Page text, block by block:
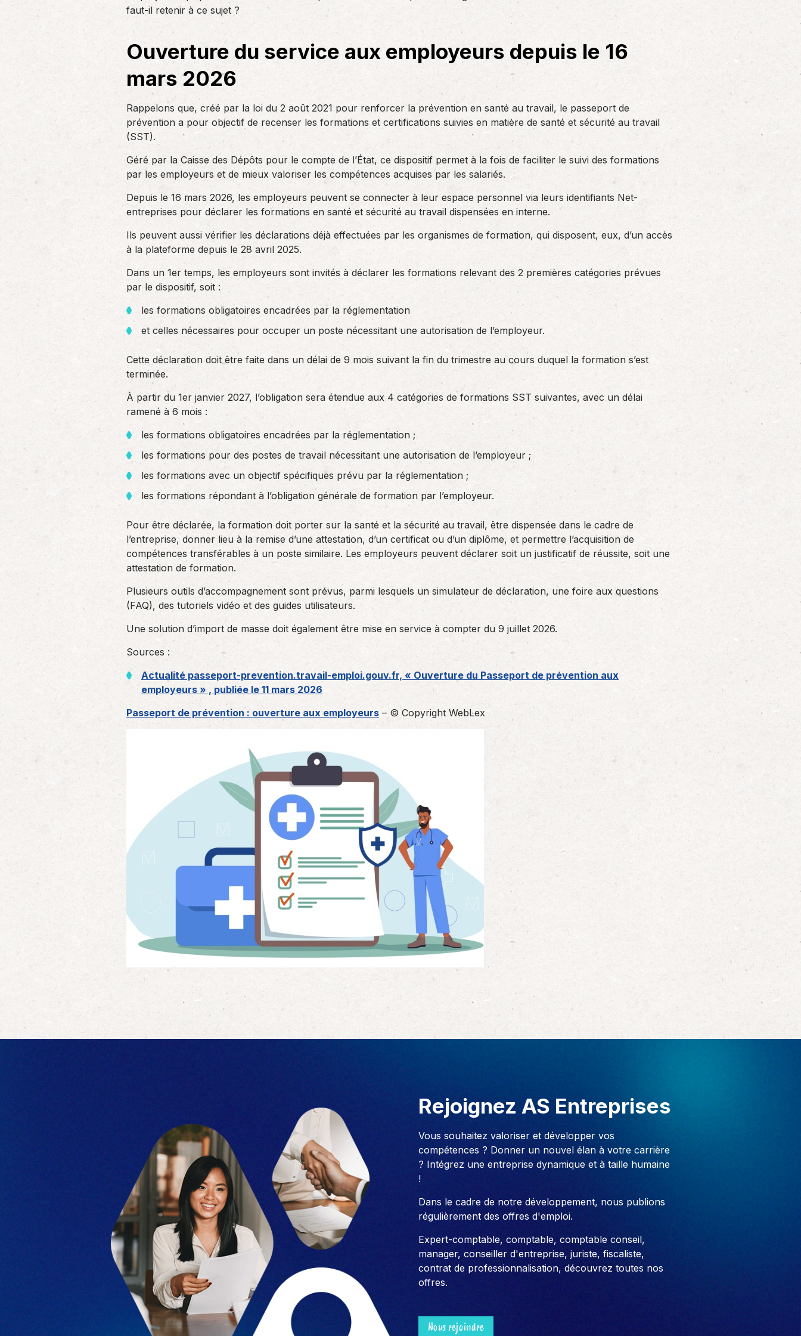
un nouvel associé…
de producteurs ou…
Accompagnement des
En tant qu’employeur, vous êtes soumis
à des obligations et à une légalisation
Solutions informatiques
Notre volonté de renforcer l’autonomie
de nos adhérents dans la tenue de leur
comptabilité et le…
faut-il retenir à ce sujet ?
Ouverture du service aux employeurs depuis le 16
mars 2026
Rappelons que, créé par la loi du 2 août 2021 pour renforcer la prévention en santé au travail, le passeport de
prévention a pour objectif de recenser les formations et certifications suivies en matière de santé et sécurité au travail
(SST).
Géré par la Caisse des Dépôts pour le compte de l’État, ce dispositif permet à la fois de faciliter le suivi des formations
par les employeurs et de mieux valoriser les compétences acquises par les salariés.
Depuis le 16 mars 2026, les employeurs peuvent se connecter à leur espace personnel via leurs identifiants Net-
entreprises pour déclarer les formations en santé et sécurité au travail dispensées en interne.
Ils peuvent aussi vérifier les déclarations déjà effectuées par les organismes de formation, qui disposent, eux, d’un accès
à la plateforme depuis le 28 avril 2025.
Dans un 1er temps, les employeurs sont invités à déclarer les formations relevant des 2 premières catégories prévues
par le dispositif, soit :
les formations obligatoires encadrées par la réglementation
et celles nécessaires pour occuper un poste nécessitant une autorisation de l’employeur.
Cette déclaration doit être faite dans un délai de 9 mois suivant la fin du trimestre au cours duquel la formation s’est
terminée.
À partir du 1er janvier 2027, l’obligation sera étendue aux 4 catégories de formations SST suivantes, avec un délai
ramené à 6 mois :
les formations obligatoires encadrées par la réglementation ;
les formations pour des postes de travail nécessitant une autorisation de l’employeur ;
les formations avec un objectif spécifiques prévu par la réglementation ;
les formations répondant à l’obligation générale de formation par l’employeur.
Pour être déclarée, la formation doit porter sur la santé et la sécurité au travail, être dispensée dans le cadre de
l’entreprise, donner lieu à la remise d’une attestation, d’un certificat ou d’un diplôme, et permettre l’acquisition de
compétences transférables à un poste similaire. Les employeurs peuvent déclarer soit un justificatif de réussite, soit une
attestation de formation.
Plusieurs outils d’accompagnement sont prévus, parmi lesquels un simulateur de déclaration, une foire aux questions
(FAQ), des tutoriels vidéo et des guides utilisateurs.
Une solution d’import de masse doit également être mise en service à compter du 9 juillet 2026.
Sources :
Actualité passeport-prevention.travail-emploi.gouv.fr, « Ouverture du Passeport de prévention aux
employeurs » , publiée le 11 mars 2026
Passeport de prévention : ouverture aux employeurs – © Copyright WebLex
Rejoignez AS Entreprises
Vous souhaitez valoriser et développer vos
compétences ? Donner un nouvel élan à votre carrière
? Intégrez une entreprise dynamique et à taille humaine
!
Dans le cadre de notre développement, nous publions
régulièrement des offres d'emploi.
Expert-comptable, comptable, comptable conseil,
manager, conseiller d'entreprise, juriste, fiscaliste,
contrat de professionnalisation, découvrez toutes nos
offres.
Nous rejoindre